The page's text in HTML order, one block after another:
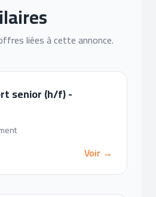
liées à cette annonce.
senior (h/f) -
Voir →